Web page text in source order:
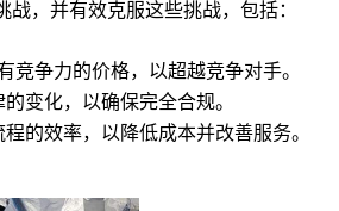
，并有效克服这些挑战，包括：
竞争力的价格，以超越竞争对手。
变化，以确保完全合规。
的效率，以降低成本并改善服务。